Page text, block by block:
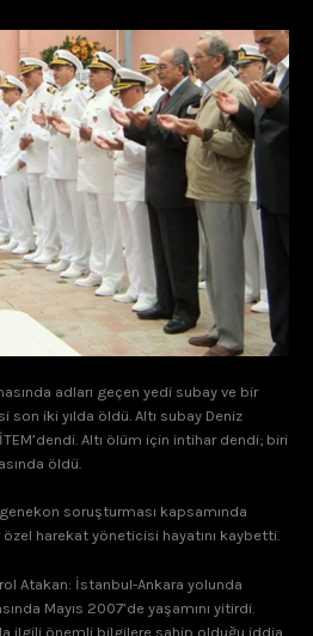
adları geçen yedi subay ve bir
son iki yılda öldü. Altı subay Deniz
Altı ölüm için intihar dendi; biri
öldü.
soruşturması kapsamında
harekat yöneticisi hayatını kaybetti.
Atakan: İstanbul-Ankara yolunda
Mayıs 2007’de yaşamını yitirdi.
ilgili önemli bilgilere sahip olduğu iddia